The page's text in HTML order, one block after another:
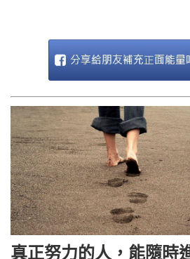
真正努力的人，能隨時